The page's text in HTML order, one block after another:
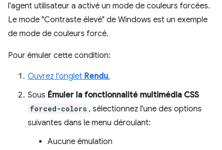
l'agent utilisateur a activé un mode de couleurs forcées.
Le mode "Contraste élevé" de Windows est un exemple
de mode de couleurs forcé.
Pour émuler cette condition:
Ouvrez l'onglet Rendu.
Sous Émuler la fonctionnalité multimédia CSS
forced-colors , sélectionnez l'une des options
suivantes dans le menu déroulant:
Aucune émulation